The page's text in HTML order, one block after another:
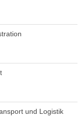
und Logistik